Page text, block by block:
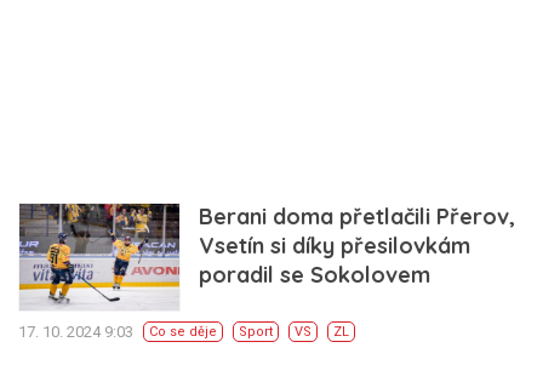
Berani doma přetlačili Přerov,
Vsetín si díky přesilovkám
poradil se Sokolovem
17. 10. 2024 9:03 Co se děje Sport VS ZL